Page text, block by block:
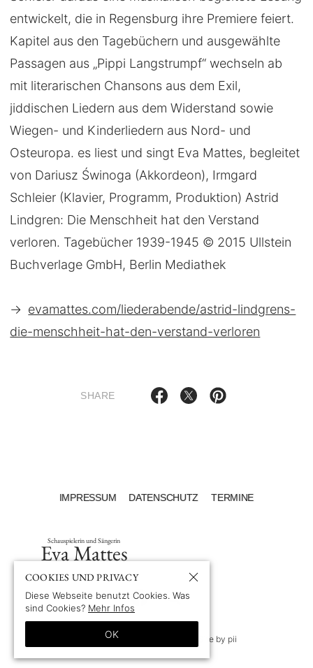
entwickelt, die in Regensburg ihre Premiere feiert.
Kapitel aus den Tagebüchern und ausgewählte
Passagen aus „Pippi Langstrumpf“ wechseln ab
mit literarischen Chansons aus dem Exil,
jiddischen Liedern aus dem Widerstand sowie
Wiegen- und Kinderliedern aus Nord- und
Osteuropa. es liest und singt Eva Mattes, begleitet
von Dariusz Świnoga (Akkordeon), Irmgard
Schleier (Klavier, Programm, Produktion) Astrid
Lindgren: Die Menschheit hat den Verstand
verloren. Tagebücher 1939-1945 © 2015 Ullstein
Buchverlage GmbH, Berlin Mediathek
→ evamattes.com/liederabende/astrid-lindgrens-
die-menschheit-hat-den-verstand-verloren
SHARE
IMPRESSUM DATENSCHUTZ TERMINE
Schauspielerin und Sängerin
Eva Mattes
© 1969-2026 by Eva Mattes Site by pii
COOKIES UND PRIVACY
Diese Webseite benutzt Cookies. Was
sind Cookies? Mehr Infos
OK